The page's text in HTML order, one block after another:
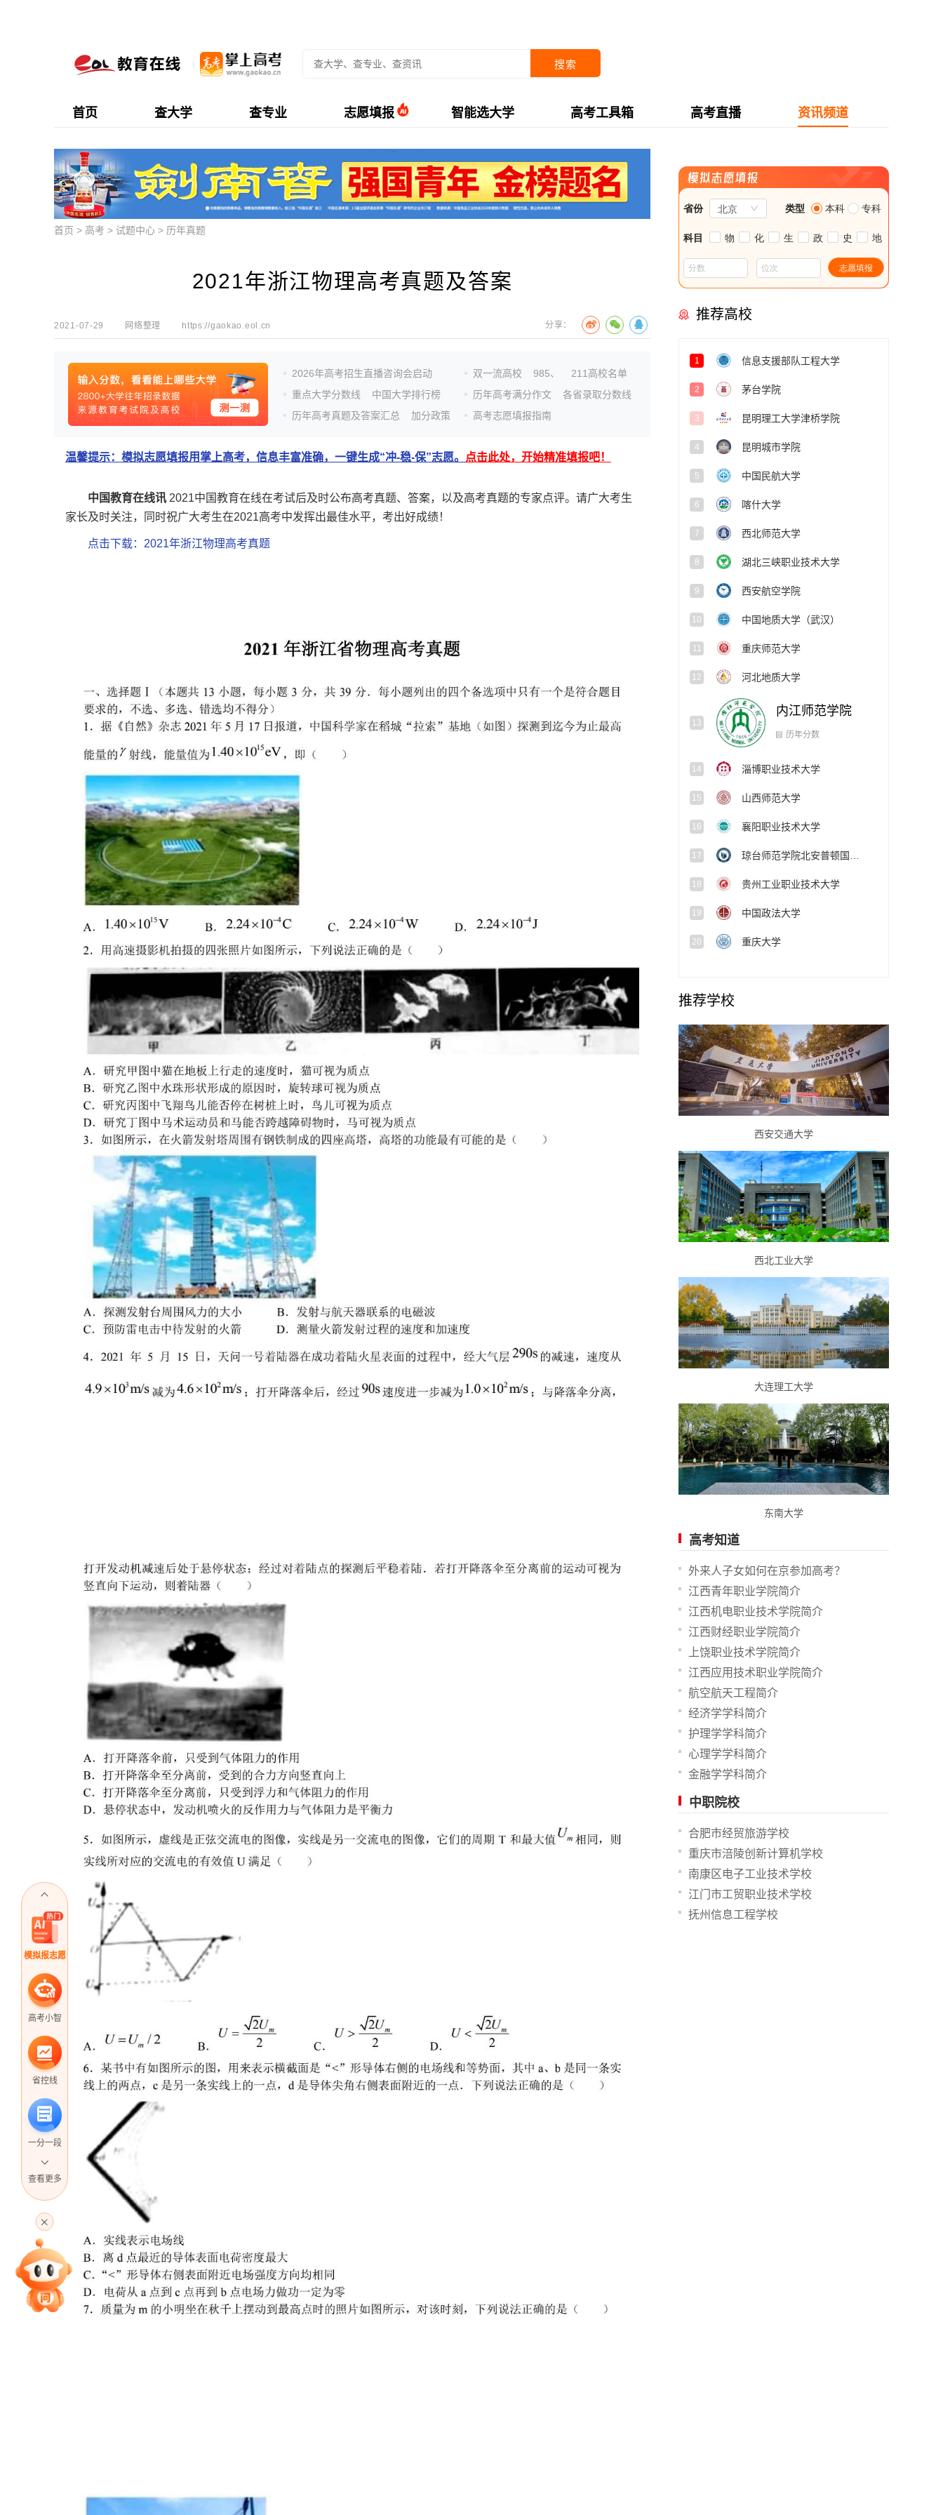
搜索
首页 查大学 查专业 志愿填报 智能选大学 高考工具箱 高考直播 资讯频道
模拟报志愿
高考小智
省控线
一分一段
专家指导课
查看更多
首页 > 高考 > 试题中心 > 历年真题
2021年浙江物理高考真题及答案
2021-07-29 网络整理 https://gaokao.eol.cn 分享：
2026年高考招生直播咨询会启动
重点大学分数线
中国大学排行榜
历年高考真题及答案汇总
加分政策
双一流高校 985、
211高校名单
历年高考满分作文
各省录取分数线
高考志愿填报指南
温馨提示：模拟志愿填报用掌上高考，信息丰富准确，一键生成“冲-稳-保”志愿。 点击此处，开始精准填报吧！
中国教育在线讯 2021中国教育在线在考试后及时公布高考真题、答案，以及高考真题的专家点评。请广大考生
家长及时关注，同时祝广大考生在2021高考中发挥出最佳水平，考出好成绩！
点击下载：2021年浙江物理高考真题
推荐高校
1 信息支援部队工程大学
2 茅台学院
3 昆明理工大学津桥学院
4 昆明城市学院
5 中国民航大学
6 喀什大学
7 西北师范大学
8 湖北三峡职业技术大学
9 西安航空学院
10 中国地质大学（武汉）
11 重庆师范大学
12 河北地质大学
内江师范学院
历年分数
15 山西师范大学
16 襄阳职业技术大学
17
18 贵州工业职业技术大学
19 中国政法大学
20 重庆大学
推荐学校
西安交通大学
西北工业大学
大连理工大学
东南大学
高考知道
外来人子女如何在京参加高考？
江西青年职业学院简介
江西机电职业技术学院简介
江西财经职业学院简介
上饶职业技术学院简介
江西应用技术职业学院简介
航空航天工程简介
经济学学科简介
护理学学科简介
心理学学科简介
金融学学科简介
中职院校
合肥市经贸旅游学校
重庆市涪陵创新计算机学校
南康区电子工业技术学校
江门市工贸职业技术学校
抚州信息工程学校